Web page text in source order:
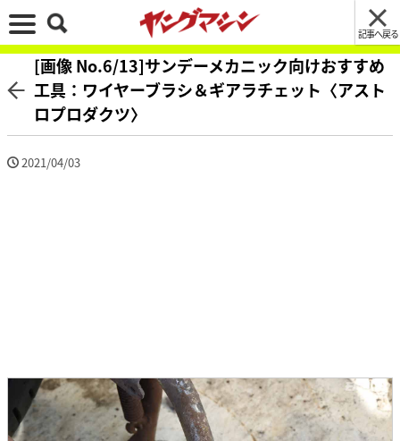
記事へ戻る
[画像 No.6/13]サンデーメカニック向けおすすめ
工具：ワイヤーブラシ＆ギアラチェット〈アスト
ロプロダクツ〉
2021/04/03